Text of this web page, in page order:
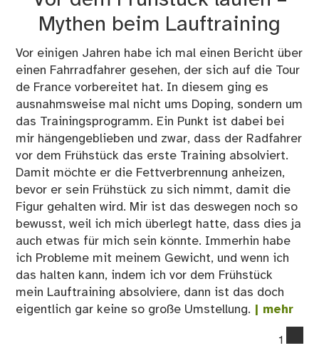
Mythen beim Lauftraining
Vor einigen Jahren habe ich mal einen Bericht über
einen Fahrradfahrer gesehen, der sich auf die Tour
de France vorbereitet hat. In diesem ging es
ausnahmsweise mal nicht ums Doping, sondern um
das Trainingsprogramm. Ein Punkt ist dabei bei
mir hängengeblieben und zwar, dass der Radfahrer
vor dem Frühstück das erste Training absolviert.
Damit möchte er die Fettverbrennung anheizen,
bevor er sein Frühstück zu sich nimmt, damit die
Figur gehalten wird. Mir ist das deswegen noch so
bewusst, weil ich mich überlegt hatte, dass dies ja
auch etwas für mich sein könnte. Immerhin habe
ich Probleme mit meinem Gewicht, und wenn ich
das halten kann, indem ich vor dem Frühstück
mein Lauftraining absolviere, dann ist das doch
eigentlich gar keine so große Umstellung. | mehr
1